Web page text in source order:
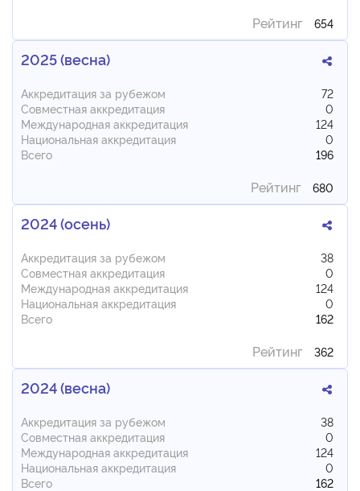
Рейтинг 654
2025 (весна)
Аккредитация за рубежом
72
Совместная аккредитация
0
Международная аккредитация
124
Национальная аккредитация
0
Всего
196
Рейтинг 680
2024 (осень)
Аккредитация за рубежом
38
Совместная аккредитация
0
Международная аккредитация
124
Национальная аккредитация
0
Всего
162
Рейтинг 362
2024 (весна)
Аккредитация за рубежом
38
Совместная аккредитация
0
Международная аккредитация
124
Национальная аккредитация
0
Всего
162